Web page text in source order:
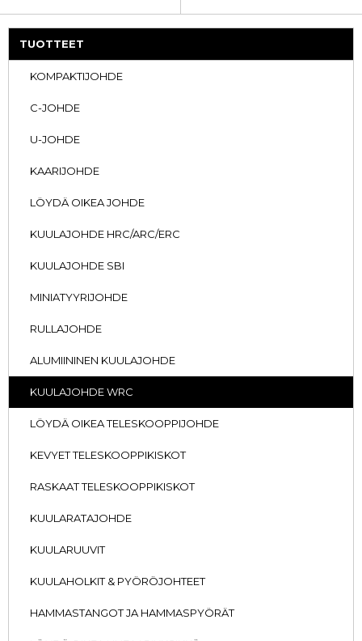
TUOTTEET
KOMPAKTIJOHDE
C-JOHDE
U-JOHDE
KAARIJOHDE
LÖYDÄ OIKEA JOHDE
KUULAJOHDE HRC/ARC/ERC
KUULAJOHDE SBI
MINIATYYRIJOHDE
RULLAJOHDE
ALUMIININEN KUULAJOHDE
KUULAJOHDE WRC
LÖYDÄ OIKEA TELESKOOPPIJOHDE
KEVYET TELESKOOPPIKISKOT
RASKAAT TELESKOOPPIKISKOT
KUULARATAJOHDE
KUULARUUVIT
KUULAHOLKIT & PYÖRÖJOHTEET
HAMMASTANGOT JA HAMMASPYÖRÄT